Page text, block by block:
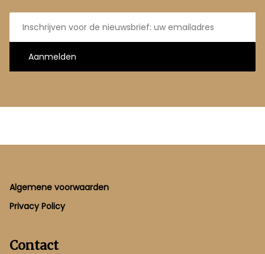
E-
mailadres
Aanmelden
Footer
Algemene voorwaarden
Privacy Policy
Contact